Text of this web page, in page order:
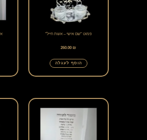
פמוט "שם אישי – אשת חייל"
260.00₪
הוסף לעגלה